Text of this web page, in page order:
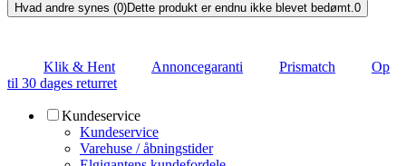
Hvad andre synes (0)Dette produkt er endnu ikke blevet bedømt.0
Klik & Hent Annoncegaranti Prismatch
Op
til 30 dages returret
Kundeservice
Kundeservice
Varehuse / åbningstider